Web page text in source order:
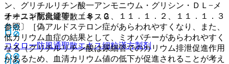
オースギ防風通聖散エキスＧ
コタロー防風通聖散エキス細粒漢方製剤
ン、グリチルリチン酸一アンモニウム・グリシン・ＤＬ−メ
チオニン配合錠等）〔８．２、１１．１．２、１１．１．３
参照〕［偽アルドステロン症があらわれやすくなり、また、
低カリウム血症の結果として、ミオパチーがあらわれやすく
なる（グリチルリチン酸は尿細管でのカリウム排泄促進作用
があるため、血清カリウム値の低下が促進されることが考え